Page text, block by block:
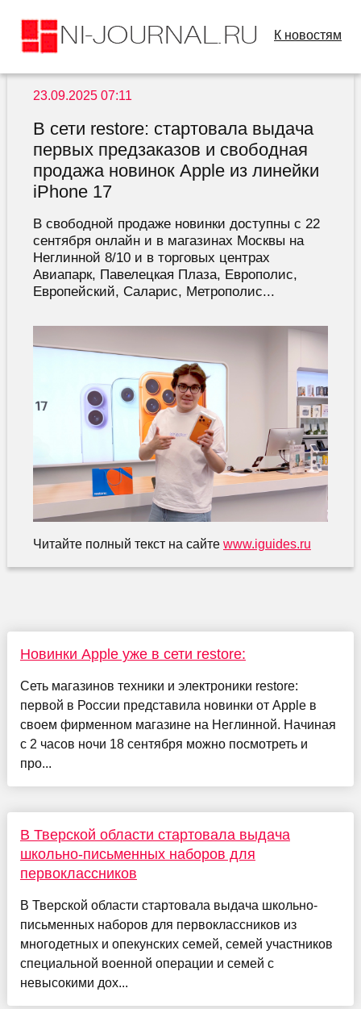
К новостям
23.09.2025 07:11
В сети restore: стартовала выдача
первых предзаказов и свободная
продажа новинок Apple из линейки
iPhone 17
В свободной продаже новинки доступны с 22
сентября онлайн и в магазинах Москвы на
Неглинной 8/10 и в торговых центрах
Авиапарк, Павелецкая Плаза, Европолис,
Европейский, Саларис, Метрополис...
Читайте полный текст на сайте www.iguides.ru
Новинки Apple уже в сети restore:
Сеть магазинов техники и электроники restore:
первой в России представила новинки от Apple в
своем фирменном магазине на Неглинной. Начиная
с 2 часов ночи 18 сентября можно посмотреть и
про...
В Тверской области стартовала выдача
школьно-письменных наборов для
первоклассников
В Тверской области стартовала выдача школьно-
письменных наборов для первоклассников из
многодетных и опекунских семей, семей участников
специальной военной операции и семей с
невысокими дох...